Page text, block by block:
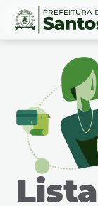
Ir
Conteúdo